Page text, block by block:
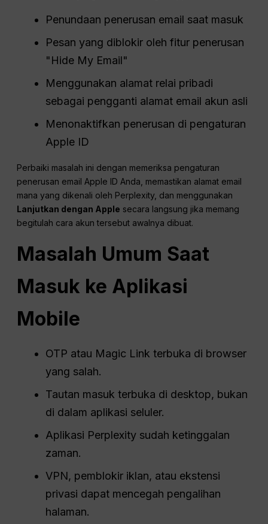
Penundaan penerusan email saat masuk
Pesan yang diblokir oleh fitur penerusan
"Hide My Email"
Menggunakan alamat relai pribadi
sebagai pengganti alamat email akun asli
Menonaktifkan penerusan di pengaturan
Apple ID
Perbaiki masalah ini dengan memeriksa pengaturan
penerusan email Apple ID Anda, memastikan alamat email
mana yang dikenali oleh Perplexity, dan menggunakan
Lanjutkan dengan Apple secara langsung jika memang
begitulah cara akun tersebut awalnya dibuat.
Masalah Umum Saat
Masuk ke Aplikasi
Mobile
OTP atau Magic Link terbuka di browser
yang salah.
Tautan masuk terbuka di desktop, bukan
di dalam aplikasi seluler.
Aplikasi Perplexity sudah ketinggalan
zaman.
VPN, pemblokir iklan, atau ekstensi
privasi dapat mencegah pengalihan
halaman.